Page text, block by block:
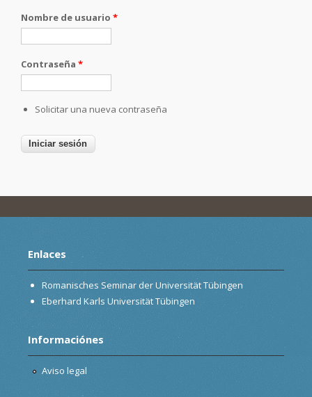
Nombre de usuario *
Contraseña *
Solicitar una nueva contraseña
Enlaces
Romanisches Seminar der Universität Tübingen
Eberhard Karls Universität Tübingen
Informaciónes
Aviso legal